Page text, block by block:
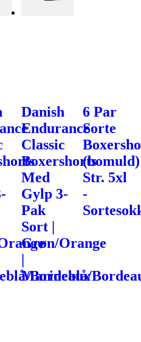
Bordeaux
Danish
Endurance
Classic
Boxershorts
Med
Gylp 3-
Pak
Sort |
Grøn/Orange
Marineblå/
6 Par
Sorte
(bomuld)
Str. 5xl
-